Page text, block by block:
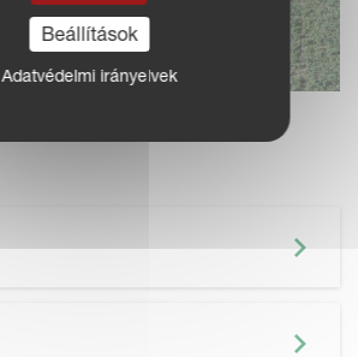
Beállítások
Adatvédelmi irányelvek